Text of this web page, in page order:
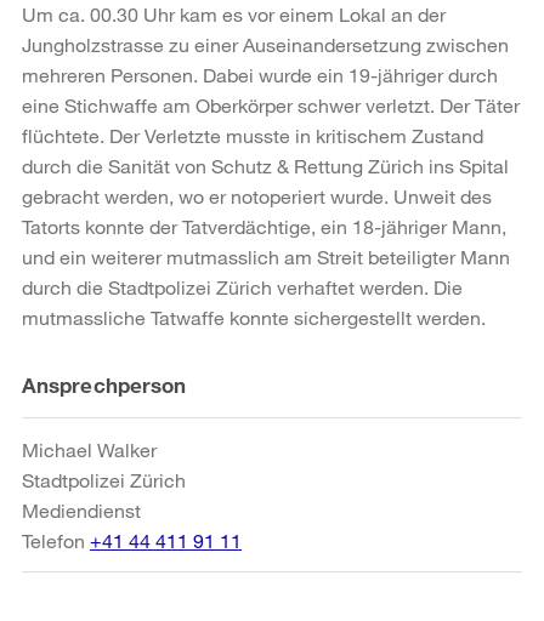
Um ca. 00.30 Uhr kam es vor einem Lokal an der
Jungholzstrasse zu einer Auseinandersetzung zwischen
mehreren Personen. Dabei wurde ein 19-jähriger durch
eine Stichwaffe am Oberkörper schwer verletzt. Der Täter
flüchtete. Der Verletzte musste in kritischem Zustand
durch die Sanität von Schutz & Rettung Zürich ins Spital
gebracht werden, wo er notoperiert wurde. Unweit des
Tatorts konnte der Tatverdächtige, ein 18-jähriger Mann,
und ein weiterer mutmasslich am Streit beteiligter Mann
durch die Stadtpolizei Zürich verhaftet werden. Die
mutmassliche Tatwaffe konnte sichergestellt werden.
Weitere
Informationen
Ansprechperson
Michael Walker
Stadtpolizei Zürich
Mediendienst
Telefon +41 44 411 91 11